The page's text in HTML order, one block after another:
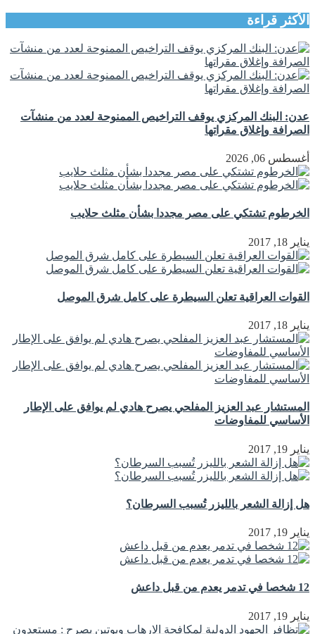
الأكثر قراءة
عدن: البنك المركزي يوقف التراخيص الممنوحة لعدد من منشآت
الصرافة وإغلاق مقراتها
أغسطس 06, 2026
الخرطوم تشتكي على مصر مجددا بشأن مثلث حلايب
يناير 18, 2017
القوات العراقية تعلن السيطرة على كامل شرق الموصل
يناير 18, 2017
المستشار عبد العزيز المفلحي يصرح هادي لم يوافق على الإطار
الأساسي للمفاوضات
يناير 19, 2017
هل إزالة الشعر بالليزر تُسبب السرطان؟
يناير 19, 2017
12 شخصا في تدمر يعدم من قبل داعش
يناير 19, 2017